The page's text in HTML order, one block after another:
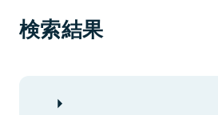
検索結果